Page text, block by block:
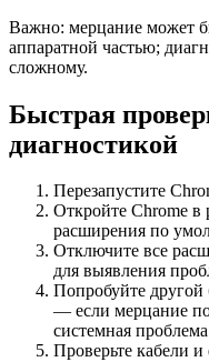
Важно: мерцание может
аппаратной частью;
сложному.
Быстрая
диагностикой
Перезапустите
Откройте Chrome
расширения по
Отключите все
для выявления
Попробуйте другой
— если мерцание
системная
Проверьте кабели